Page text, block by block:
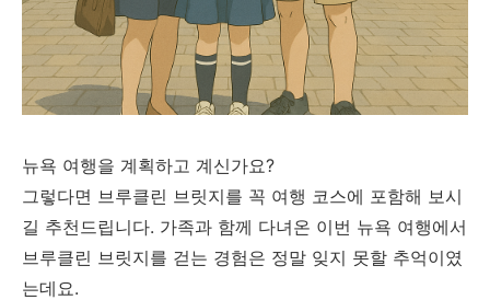
뉴욕 여행을 계획하고 계신가요?
그렇다면 브루클린 브릿지를 꼭 여행 코스에 포함해 보시
길 추천드립니다. 가족과 함께 다녀온 이번 뉴욕 여행에서
브루클린 브릿지를 걷는 경험은 정말 잊지 못할 추억이였
는데요.